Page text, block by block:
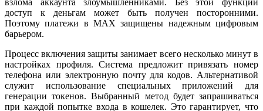
взлома аккаунта злоумышленниками. Без этой функции
доступ к деньгам может быть получен посторонними.
Поэтому платежи в MAX защищены надежным цифровым
барьером.
Процесс включения защиты занимает всего несколько минут в
настройках профиля. Система предложит привязать номер
телефона или электронную почту для кодов. Альтернативой
служит использование специальных приложений для
генерации токенов. Выбранный метод будет запрашиваться
при каждой попытке входа в кошелек. Это гарантирует, что